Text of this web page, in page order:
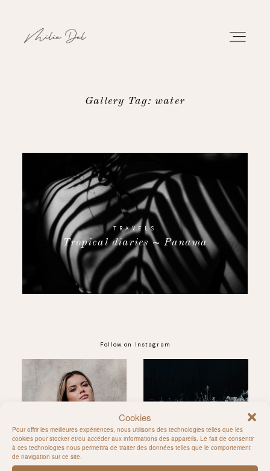
Cookies
Pour offrir les meilleures expériences, nous utilisons des technologies telles que les
cookies pour stocker et/ou accéder aux informations des appareils. Le fait de consentir
à ces technologies nous permettra de traiter des données telles que le comportement
de navigation sur ce site.
ABOUT
CONTACT
Gallery Tag: water
TRAVELS
Tropical diaries ~ Panama
Follow on Instagram